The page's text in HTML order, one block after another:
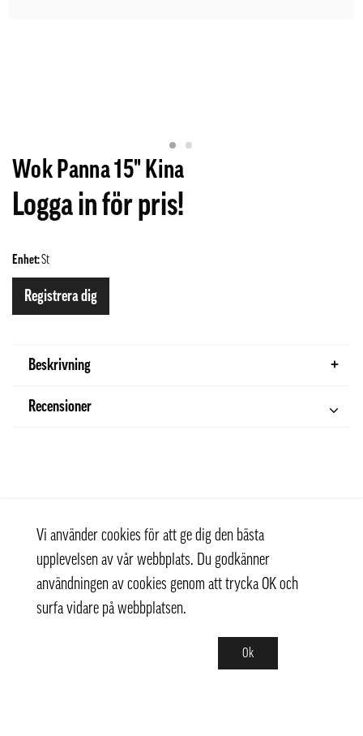
Wok Panna 15" Kina
Logga in för pris!
Enhet:St
Registrera dig
Beskrivning
Recensioner
Vi använder cookies för att ge dig den bästa
upplevelsen av vår webbplats. Du godkänner
användningen av cookies genom att trycka OK och
surfa vidare på webbplatsen.
Ok